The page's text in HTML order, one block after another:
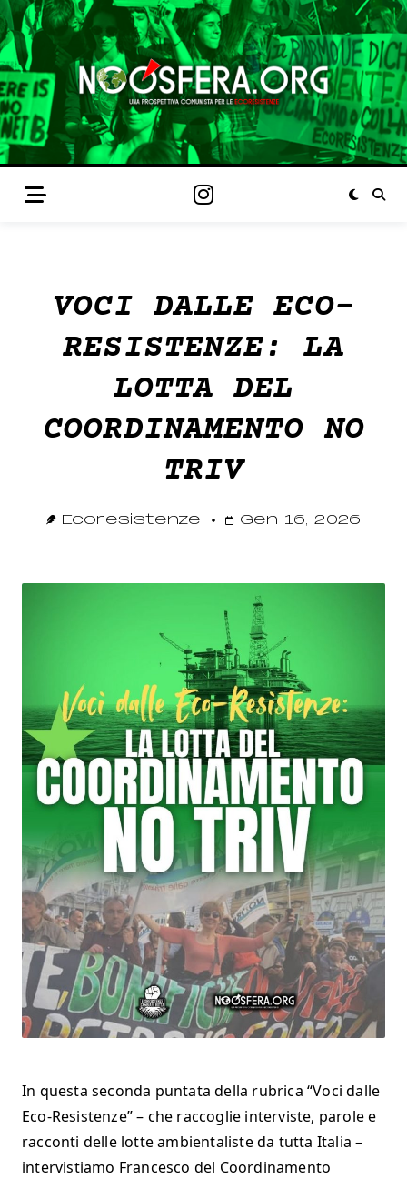
VOCI DALLE ECO-
RESISTENZE: LA
LOTTA DEL
COORDINAMENTO NO
TRIV
Ecoresistenze Gen 16, 2026
In questa seconda puntata della rubrica “Voci dalle
Eco-Resistenze” – che raccoglie interviste, parole e
racconti delle lotte ambientaliste da tutta Italia –
intervistiamo Francesco del Coordinamento